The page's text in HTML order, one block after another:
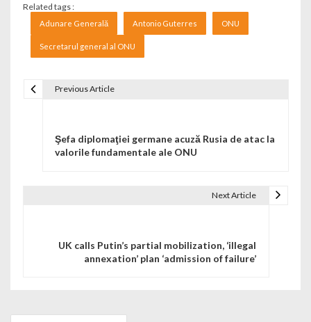
Related tags :
Adunare Generală Antonio Guterres ONU
Secretarul general al ONU
Previous Article
Şefa diplomaţiei germane acuză Rusia de atac la
valorile fundamentale ale ONU
Next Article
UK calls Putin’s partial mobilization, ‘illegal
annexation’ plan ‘admission of failure’